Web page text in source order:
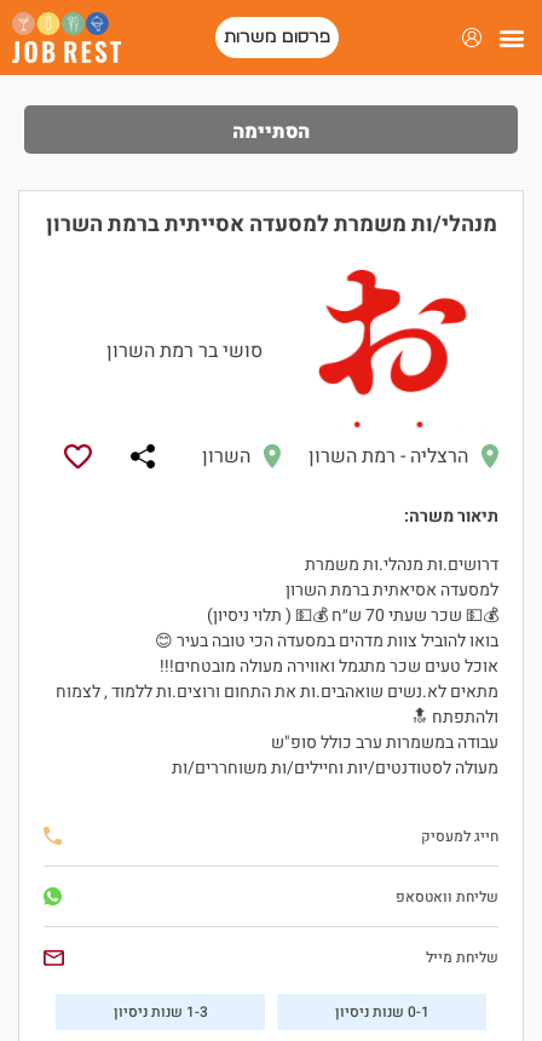
פרסום משרות
הסתיימה
מנהלי/ות משמרת למסעדה אסייתית ברמת השרון
סושי בר רמת השרון
הרצליה - רמת השרון השרון
תיאור משרה:
דרושים.ות מנהלי.ות משמרת
למסעדה אסיאתית ברמת השרון
💰💵 שכר שעתי 70 ש״ח 💰💵 ( תלוי ניסיון)
בואו להוביל צוות מדהים במסעדה הכי טובה בעיר 😊
אוכל טעים שכר מתגמל ואווירה מעולה מובטחים!!!
מתאים לא.נשים שואהבים.ות את התחום ורוצים.ות ללמוד , לצמוח
ולהתפתח 🔝
עבודה במשמרות ערב כולל סופ"ש
מעולה לסטודנטים/יות וחיילים/ות משוחררים/ות
חייג למעסיק
שליחת וואטסאפ
שליחת מייל
0-1 שנות ניסיון 1-3 שנות ניסיון